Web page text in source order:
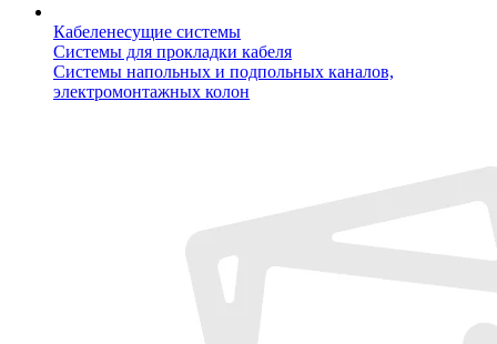
Кабеленесущие системы
Системы для прокладки кабеля
Системы напольных и подпольных каналов,
электромонтажных колон